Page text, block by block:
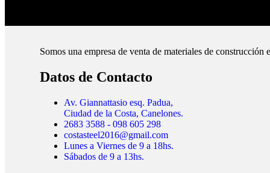
Somos una empresa de venta de materiales de
Datos de Contacto
Av. Giannattasio esq. Padua,
Ciudad de la Costa, Canelones.
2683 3588 - 098 605 298
costasteel2016@gmail.com
Lunes a Viernes de 9 a 18hs.
Sábados de 9 a 13hs.